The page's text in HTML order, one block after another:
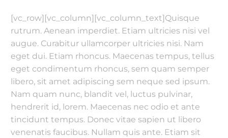
[vc_row][vc_column][vc_column_text]Quisque
rutrum. Aenean imperdiet. Etiam ultricies nisi vel
augue. Curabitur ullamcorper ultricies nisi. Nam
eget dui. Etiam rhoncus. Maecenas tempus, tellus
eget condimentum rhoncus, sem quam semper
libero, sit amet adipiscing sem neque sed ipsum.
Nam quam nunc, blandit vel, luctus pulvinar,
hendrerit id, lorem. Maecenas nec odio et ante
tincidunt tempus. Donec vitae sapien ut libero
venenatis faucibus. Nullam quis ante. Etiam sit